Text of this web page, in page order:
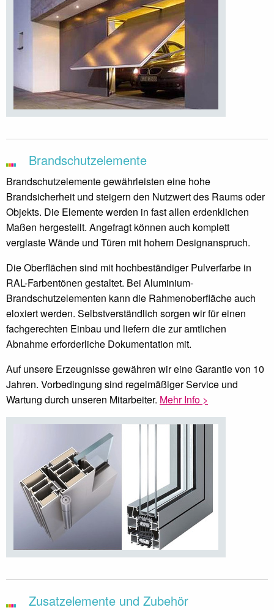
Brandschutzelemente
Brandschutzelemente gewährleisten eine hohe
Brandsicherheit und steigern den Nutzwert des Raums oder
Objekts. Die Elemente werden in fast allen erdenklichen
Maßen hergestellt. Angefragt können auch komplett
verglaste Wände und Türen mit hohem Designanspruch.
Die Oberflächen sind mit hochbeständiger Pulverfarbe in
RAL-Farbentönen gestaltet. Bei Aluminium-
Brandschutzelementen kann die Rahmenoberfläche auch
eloxiert werden. Selbstverständlich sorgen wir für einen
fachgerechten Einbau und liefern die zur amtlichen
Abnahme erforderliche Dokumentation mit.
Auf unsere Erzeugnisse gewähren wir eine Garantie von 10
Jahren. Vorbedingung sind regelmäßiger Service und
Wartung durch unseren Mitarbeiter. Mehr Info >
Zusatzelemente und Zubehör